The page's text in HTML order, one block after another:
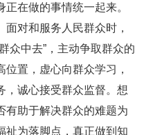
在做的事情统一起来。
面对和服务人民群众时，
众中去”，主动争取群众的
置，虚心向群众学习，
，诚心接受群众监督。想
有助于解决群众的难题为
祉为落脚点，真正做到知